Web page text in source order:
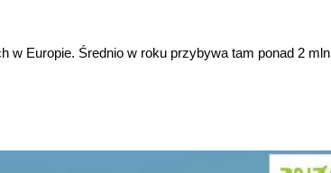
w Europie. Średnio w roku przybywa tam ponad 2 mln